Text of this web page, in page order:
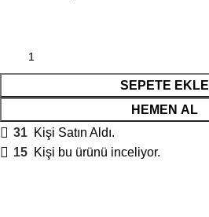
SEPETE EKLE
HEMEN AL
31 Kişi Satın Aldı.
15 Kişi bu ürünü inceliyor.